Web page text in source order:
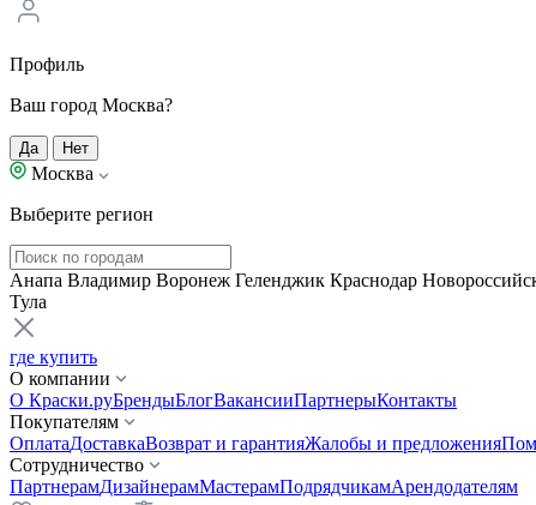
Профиль
Ваш город Москва?
Да Нет
Москва
Выберите регион
Анапа Владимир Воронеж Геленджик Краснодар
Тула
где купить
О компании
О Краски.руБрендыБлогВакансииПартнерыКонтакты
Покупателям
ОплатаДоставкаВозврат и гарантияЖалобы и предложения
Сотрудничество
ПартнерамДизайнерамМастерамПодрядчикамАрендодателям